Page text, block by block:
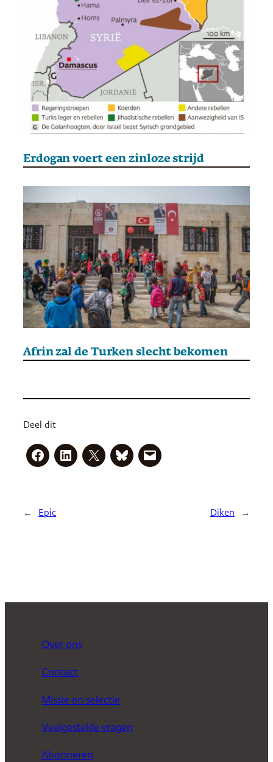
Erdogan voert een zinloze strijd
Afrin zal de Turken slecht bekomen
Deel dit
← Epic Diken →
Over ons
Contact
Missie en selectie
Veelgestelde vragen
Abonneren